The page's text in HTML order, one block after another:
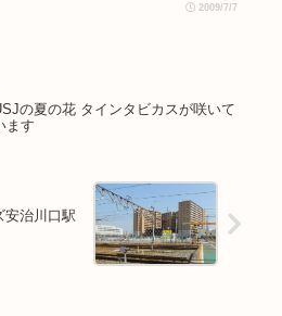
2009/7/7
の夏の花 タインタビカスが咲いて
ます
安治川口駅